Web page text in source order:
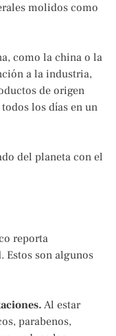
molidos como
como la china o la
a la industria,
de origen
los días en un
del planeta con el
reporta
Estos son algunos
Al estar
parabenos,